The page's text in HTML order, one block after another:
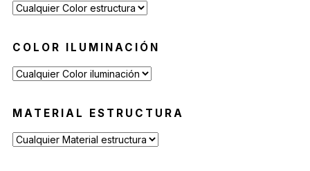
COLOR ILUMINACIÓN
MATERIAL ESTRUCTURA